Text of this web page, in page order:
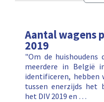
Aantal wagens
2019
"Om de huishoudens
meerdere in België
identificeren, hebben
tussen enerzijds het
het DIV 2019 en …